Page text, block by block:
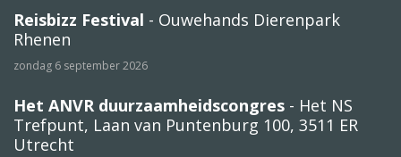
Reisbizz Festival - Ouwehands Dierenpark
Rhenen
zondag 6 september 2026
Het ANVR duurzaamheidscongres - Het NS
Trefpunt, Laan van Puntenburg 100, 3511 ER
Utrecht